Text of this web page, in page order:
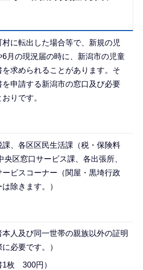
に転出した場合等で、新規の児
月の現況届の時に、新潟市の児童
求められることがあります。そ
申請する新潟市の窓口及び必要
りです。
、各区区民生活課（税・保険料
央区窓口サービス課、各出張所、
ビスコーナー（関屋・黒埼行政
除きます。）
人及び同一世帯の親族以外の証明
必要です。）
1枚 300円）